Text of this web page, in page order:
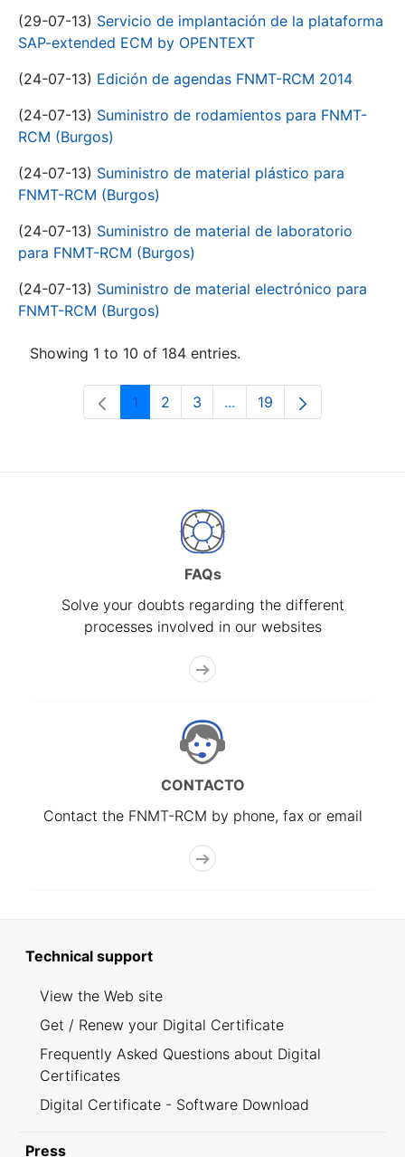
(29-07-13) Servicio de implantación de la plataforma
SAP-extended ECM by OPENTEXT
(24-07-13) Edición de agendas FNMT-RCM 2014
(24-07-13) Suministro de rodamientos para FNMT-
RCM (Burgos)
(24-07-13) Suministro de material plástico para
FNMT-RCM (Burgos)
(24-07-13) Suministro de material de laboratorio
para FNMT-RCM (Burgos)
(24-07-13) Suministro de material electrónico para
FNMT-RCM (Burgos)
Showing 1 to 10 of 184 entries.
Page
1 Page
2 Page
3 ...Intermediate Pages Use
Page
19
FAQs
Solve your doubts regarding the different
processes involved in our websites
CONTACTO
Contact the FNMT-RCM by phone, fax or email
Technical support
View the Web site
Get / Renew your Digital Certificate
Frequently Asked Questions about Digital
Certificates
Digital Certificate - Software Download
Press